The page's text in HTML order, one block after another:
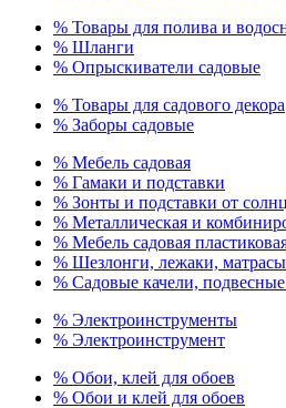
% Товары для полива и
% Шланги
% Опрыскиватели садовые
% Товары для садового декора
% Заборы садовые
% Мебель садовая
% Гамаки и подставки
% Зонты и подставки от
% Металлическая и
% Мебель садовая
% Шезлонги, лежаки, матрасы
% Садовые качели, подвесные
% Электроинструменты
% Электроинструмент
% Обои, клей для обоев
% Обои и клей для обоев